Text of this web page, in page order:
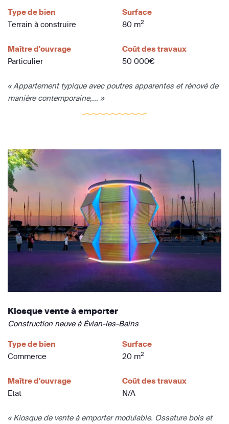
Type de bien
Terrain à construire
Surface
80 m2
Maître d'ouvrage
Particulier
Coût des travaux
50 000€
« Appartement typique avec poutres apparentes et rénové de
manière contemporaine,... »
Kiosque vente à emporter
Construction neuve à Évian-les-Bains
Type de bien
Commerce
Surface
20 m2
Maître d'ouvrage
Etat
Coût des travaux
N/A
« Kiosque de vente à emporter modulable. Ossature bois et